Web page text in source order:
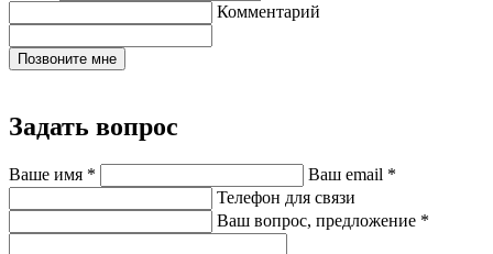
Комментарий
Позвоните мне
Задать вопрос
Ваше имя * Ваш email *
Телефон для связи
Ваш вопрос, предложение *